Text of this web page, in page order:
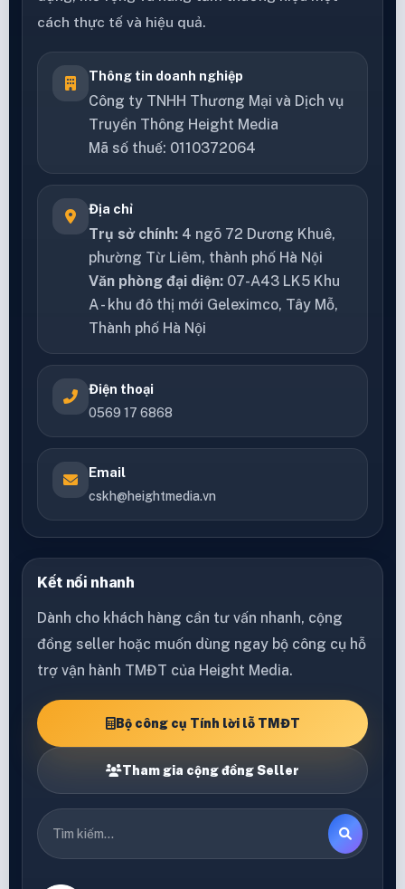
cách thực tế và hiệu quả.
Thông tin doanh nghiệp
Công ty TNHH Thương Mại và Dịch vụ
Truyền Thông Height Media
Mã số thuế: 0110372064
Địa chỉ
Trụ sở chính: 4 ngõ 72 Dương Khuê,
phường Từ Liêm, thành phố Hà Nội
Văn phòng đại diện: 07-A43 LK5 Khu
A - khu đô thị mới Geleximco, Tây Mỗ,
Thành phố Hà Nội
Điện thoại
0569 17 6868
Email
cskh@heightmedia.vn
Kết nối nhanh
Dành cho khách hàng cần tư vấn nhanh, cộng
đồng seller hoặc muốn dùng ngay bộ công cụ hỗ
trợ vận hành TMĐT của Height Media.
Bộ công cụ Tính lời lỗ TMĐT
Tham gia cộng đồng Seller